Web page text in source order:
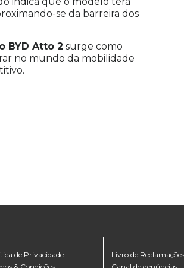
se da barreira dos
BYD Atto 2 surge como
no mundo da mobilidade
de Privacidade
Livro de Reclamações